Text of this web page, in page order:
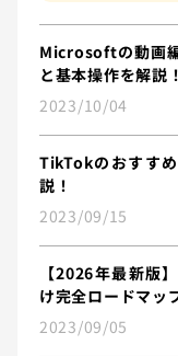
Microsoftの動画
と基本操作を解説！
2023/10/04
TikTokのおすす
説！
2023/09/15
【2026年最新版
け完全ロードマッ
2023/09/05